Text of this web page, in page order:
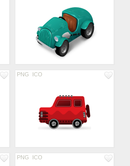
PNG ICO
PNG ICO